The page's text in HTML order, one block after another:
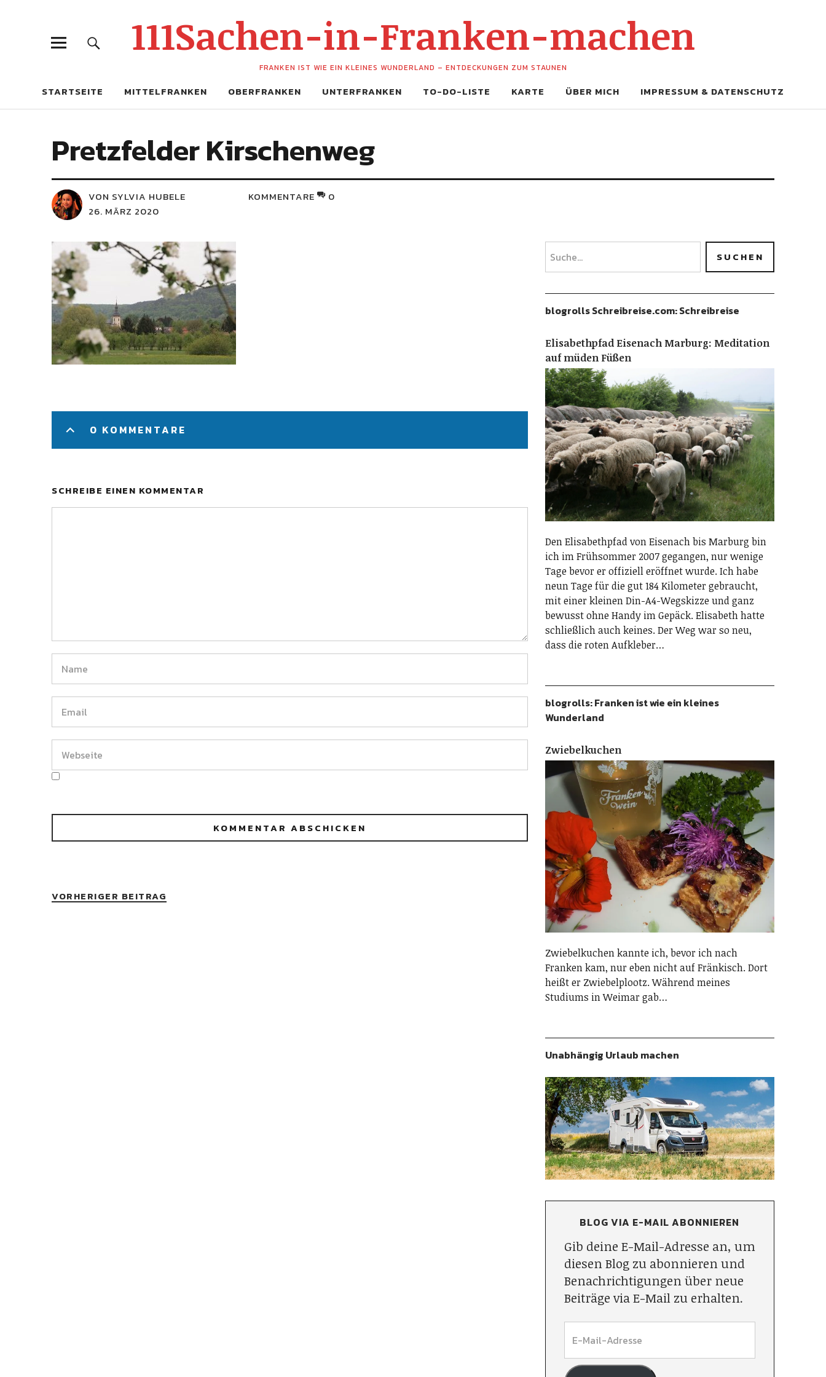
111Sachen-in-Franken-machen
FRANKEN IST WIE EIN KLEINES WUNDERLAND – ENTDECKUNGEN ZUM STAUNEN
STARTSEITE MITTELFRANKEN OBERFRANKEN UNTERFRANKEN TO-DO-LISTE KARTE ÜBER MICH IMPRESSUM & DATENSCHUTZ
Pretzfelder Kirschenweg
VON SYLVIA HUBELE
26. MÄRZ 2020
KOMMENTARE 0
0 KOMMENTARE
SCHREIBE EINEN KOMMENTAR
VORHERIGER BEITRAG
blogrolls Schreibreise.com: Schreibreise
Elisabethpfad Eisenach Marburg: Meditation
auf müden Füßen
Den Elisabethpfad von Eisenach bis Marburg bin
ich im Frühsommer 2007 gegangen, nur wenige
Tage bevor er offiziell eröffnet wurde. Ich habe
neun Tage für die gut 184 Kilometer gebraucht,
mit einer kleinen Din-A4-Wegskizze und ganz
bewusst ohne Handy im Gepäck. Elisabeth hatte
schließlich auch keines. Der Weg war so neu,
dass die roten Aufkleber…
blogrolls: Franken ist wie ein kleines
Wunderland
Zwiebelkuchen
Zwiebelkuchen kannte ich, bevor ich nach
Franken kam, nur eben nicht auf Fränkisch. Dort
heißt er Zwiebelplootz. Während meines
Studiums in Weimar gab…
Unabhängig Urlaub machen
BLOG VIA E-MAIL ABONNIEREN
Gib deine E-Mail-Adresse an, um
diesen Blog zu abonnieren und
Benachrichtigungen über neue
Beiträge via E-Mail zu erhalten.